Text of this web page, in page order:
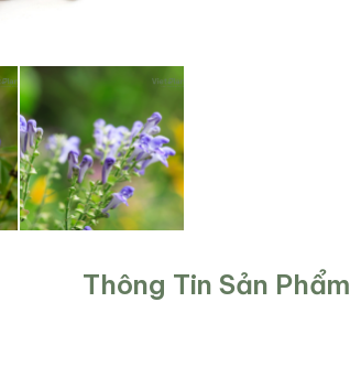
Thông Tin Sản Phẩm